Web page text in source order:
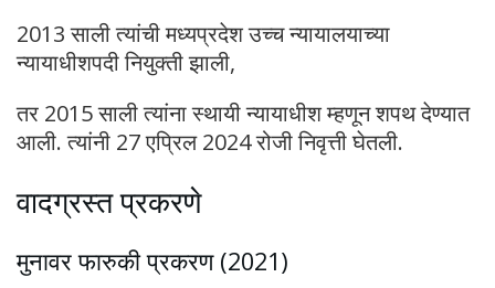
2013 साली त्यांची मध्यप्रदेश उच्च न्यायालयाच्या
न्यायाधीशपदी नियुक्ती झाली,
तर 2015 साली त्यांना स्थायी न्यायाधीश म्हणून शपथ देण्यात
आली. त्यांनी 27 एप्रिल 2024 रोजी निवृत्ती घेतली.
वादग्रस्त प्रकरणे
मुनावर फारुकी प्रकरण (2021)